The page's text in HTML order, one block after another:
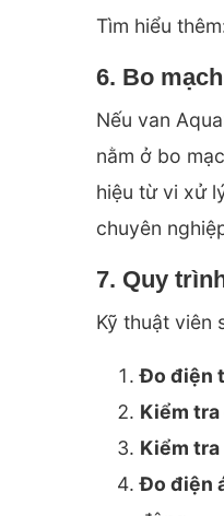
Tìm hiểu
6. Bo
Nếu van
nằm ở bo
hiệu từ vi xử
chuyên
7. Quy
Kỹ thuật viên
Đo điện
Kiểm
Kiểm tra
Đo điện